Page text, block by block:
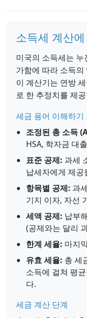
소득세 계산
미국의 소득세는
가함에 따라 소득
이 계산기는 연방
로 한 추정치를 제
세금 용어 이해하기
조정된 총 소득
HSA, 학자금 대
표준 공제: 과세
납세자에게 제공
항목별 공제: 과
기지 이자, 자선
세액 공제: 납부
(공제와는 달리
한계 세율: 마지
유효 세율: 총 세
소득에 걸쳐 평
다.
세금 계산 단계